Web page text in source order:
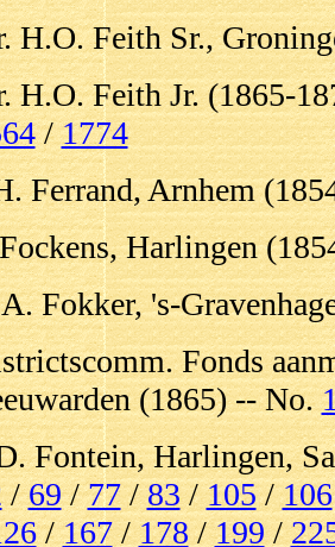
H.O. Feith Sr.,
H.O. Feith Jr. (1865-
/1774
Ferrand, Arnhem
Harlingen
Fokker, 's-
Fonds
(1865) -- No.
Fontein, Harlingen,
/69/77/83/105/106
/167/178/199/